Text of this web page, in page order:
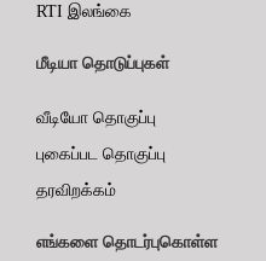
RTI இலங்கை
மீடியா தொடுப்புகள்
வீடியோ தொகுப்பு
புகைப்பட தொகுப்பு
தரவிறக்கம்
எங்களை தொடர்புகொள்ள